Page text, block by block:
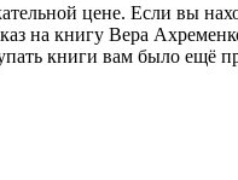
цене. Если вы
на книгу Вера
книги вам было ещё